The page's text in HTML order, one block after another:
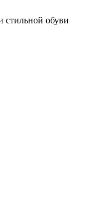
стильной обуви